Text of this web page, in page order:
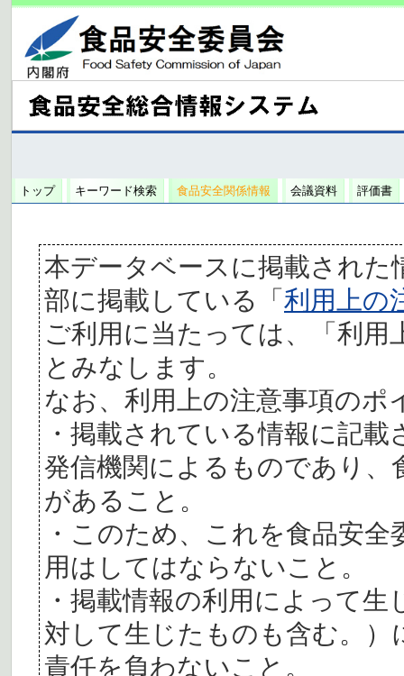
トップ キーワード検索 食品安全関係情報 会議資料 評価書
本データベースに掲載された
部に掲載している「利用上の
ご利用に当たっては、「利
とみなします。
なお、利用上の注意事項の
・掲載されている情報に記
発信機関によるものであり、
があること。
・このため、これを食品安
用はしてはならないこと。
・掲載情報の利用によって
対して生じたものも含む。
責任を負わないこと。